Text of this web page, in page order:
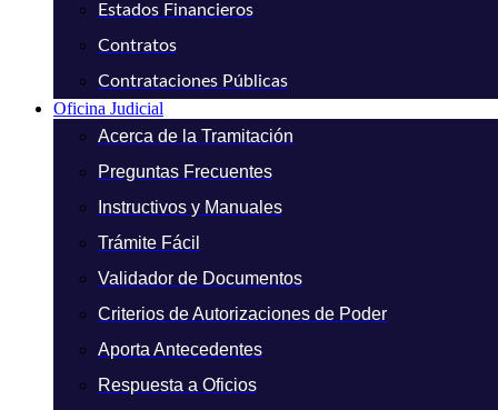
Estados Financieros
Contratos
Contrataciones Públicas
Oficina Judicial
Acerca de la Tramitación
Preguntas Frecuentes
Instructivos y Manuales
Trámite Fácil
Validador de Documentos
Criterios de Autorizaciones de Poder
Aporta Antecedentes
Respuesta a Oficios